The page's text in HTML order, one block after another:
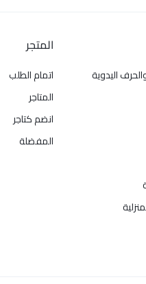
اليدوية
المتجر
اتمام الطلب
المتاجر
انضم كتاجر
المفضلة